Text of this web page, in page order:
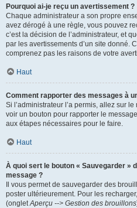
Pourquoi ai-je reçu un avertissement ?
Chaque administrateur a son propre
avez dérogé à une règle, vous pouvez
c’est la décision de l’administrateur, et
par les avertissements d’un site donné.
comprenez pas les raisons de votre
Haut
Comment rapporter des messages à
Si l’administrateur l’a permis, allez sur
voir un bouton pour rapporter le
aux étapes nécessaires pour le faire.
Haut
À quoi sert le bouton « Sauvegarder »
message ?
Il vous permet de sauvegarder des
poster ultérieurement. Pour les
(ongletAperçu --> Gestion des brouillons